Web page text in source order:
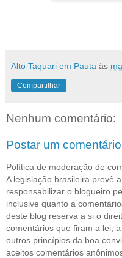
Alto Taquari em Pauta às
Compartilhar
Nenhum comentário:
Postar um comentário
Política de moderação de
A legislação brasileira prevê
responsabilizar o blogueiro
inclusive quanto a
deste blog reserva a si o
comentários que firam a lei,
outros princípios da boa
aceitos comentários